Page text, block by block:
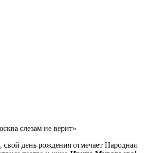
слезам не верит»
свой день рождения отмечает Народная